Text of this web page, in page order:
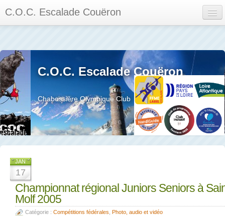
C.O.C. Escalade Couëron
Calendrier des événements et des compétitions
Les membres
Les séances
Privée
La salle et le mur
C.O.C. Escalade Couëron
Chabossière Olympique Club
JAN
17
Championnat régional Juniors Seniors à
Molf 2005
Catégorie : Compétitions fédérales Photo, audio et vidéo